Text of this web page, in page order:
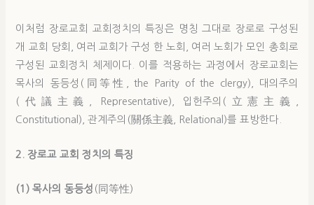
이처럼 장로교회 교회정치의 특징은 명칭 그대로 장로로 구성된
개 교회 당회, 여러 교회가 구성 한 노회, 여러 노회가 모인 총회로
구성된 교회정치 체제이다. 이를 적용하는 과정에서 장로교회는
목사의 동등성(同等性, the Parity of the clergy), 대의주의
(代議主義, Representative), 입헌주의(立憲主義,
Constitutional), 관계주의(關係主義, Relational)를 표방한다.
2. 장로교 교회 정치의 특징
(1) 목사의 동등성 (同等性)